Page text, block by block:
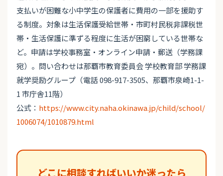
支払いが困難な小中学生の保護者に費用の一部を援助す
る制度。対象は生活保護受給世帯・市町村民税非課税世
帯・生活保護に準ずる程度に生活が困窮している世帯な
ど。申請は学校事務室・オンライン申請・郵送（学務課
宛）。問い合わせは那覇市教育委員会 学校教育部 学務課
就学奨励グループ（電話 098-917-3505、那覇市泉崎1-1-
1 市庁舎11階）
公式： https://www.city.naha.okinawa.jp/child/school/
1006074/1010879.html
どこに相談すればいいか迷ったら